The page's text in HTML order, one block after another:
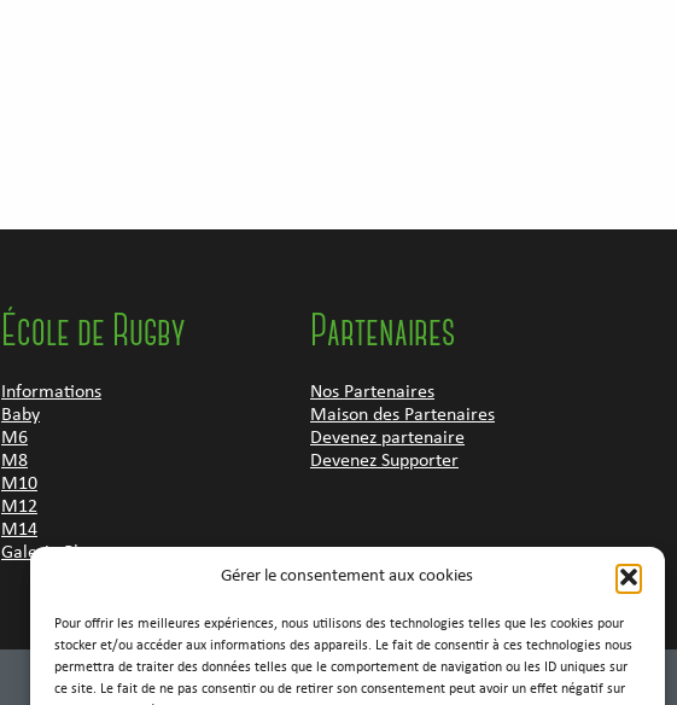
Gérer le consentement aux cookies
Pour offrir les meilleures expériences, nous utilisons des technologies telles que les cookies pour
stocker et/ou accéder aux informations des appareils. Le fait de consentir à ces technologies nous
permettra de traiter des données telles que le comportement de navigation ou les ID uniques sur
ce site. Le fait de ne pas consentir ou de retirer son consentement peut avoir un effet négatif sur
École de Rugby
Informations
Baby
M6
M8
M10
M12
M14
Galerie Photos
Partenaires
Nos Partenaires
Maison des Partenaires
Devenez partenaire
Devenez Supporter